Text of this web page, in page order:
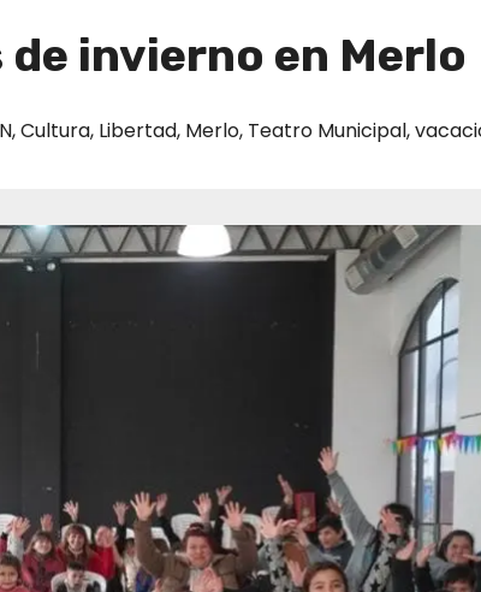
invierno en Merlo
,Cultura, Libertad, Merlo, Teatro Municipal,